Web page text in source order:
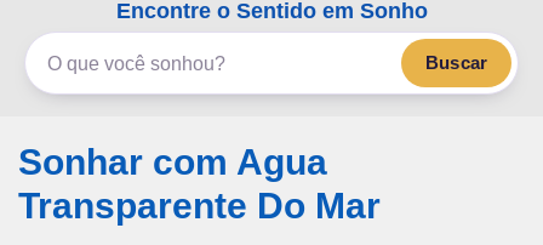
emSonho.com
Os sonhos significam mais
Encontre o Sentido em Sonho
Buscar
Sonhar com Agua
Transparente Do Mar